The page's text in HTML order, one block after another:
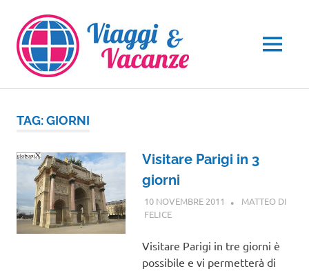
contenuto
MENU
TAG:GIORNI
Visitare Parigi in 3
giorni
10 NOVEMBRE 2011
MATTEO DI
FELICEEUROPA
Visitare Parigi in tre giorni è
possibile e vi permetterà di